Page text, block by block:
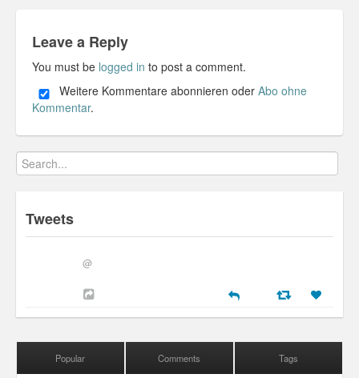
30 Day Missions
Travel
Gin & Tonic Ranking
Sideblog
Leave a Reply
You must be logged in to post a comment.
Weitere Kommentare abonnieren oder Abo ohne
Kommentar.
Tweets
@
Popular Comments Tags